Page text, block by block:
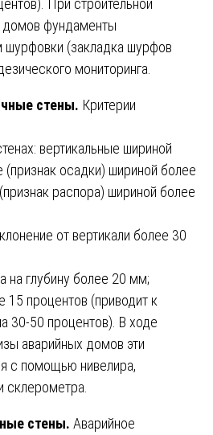
При строительной
домов фундаменты
(закладка шурфов
мониторинга.
стены. Критерии
вертикальные шириной
осадки) шириной более
распора) шириной более
от вертикали более 30
на глубину более 20 мм;
15 процентов (приводит к
30-50 процентов). В ходе
аварийных домов эти
с помощью нивелира,
склерометра.
стены. Аварийное